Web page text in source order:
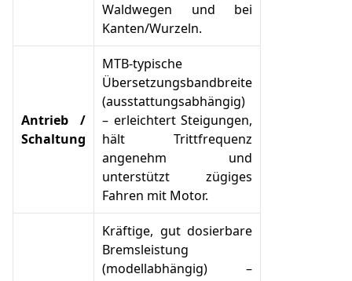
Waldwegen und bei
Kanten/Wurzeln.
Antrieb /
Schaltung
MTB-typische
Übersetzungsbandbreite
(ausstattungsabhängig)
– erleichtert Steigungen,
hält Trittfrequenz
angenehm und
unterstützt zügiges
Fahren mit Motor.
Kräftige, gut dosierbare
Bremsleistung
(modellabhängig) –